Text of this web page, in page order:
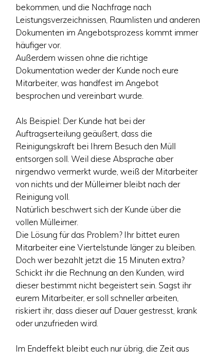
bekommen, und die Nachfrage nach
Leistungsverzeichnissen, Raumlisten und anderen
Dokumenten im Angebotsprozess kommt immer
häufiger vor.
Außerdem wissen ohne die richtige
Dokumentation weder der Kunde noch eure
Mitarbeiter, was handfest im Angebot
besprochen und vereinbart wurde.
Als Beispiel: Der Kunde hat bei der
Auftragserteilung geäußert, dass die
Reinigungskraft bei Ihrem Besuch den Müll
entsorgen soll. Weil diese Absprache aber
nirgendwo vermerkt wurde, weiß der Mitarbeiter
von nichts und der Mülleimer bleibt nach der
Reinigung voll.
Natürlich beschwert sich der Kunde über die
vollen Mülleimer.
Die Lösung für das Problem? Ihr bittet euren
Mitarbeiter eine Viertelstunde länger zu bleiben.
Doch wer bezahlt jetzt die 15 Minuten extra?
Schickt ihr die Rechnung an den Kunden, wird
dieser bestimmt nicht begeistert sein. Sagst ihr
eurem Mitarbeiter, er soll schneller arbeiten,
riskiert ihr, dass dieser auf Dauer gestresst, krank
oder unzufrieden wird.
Im Endeffekt bleibt euch nur übrig, die Zeit aus